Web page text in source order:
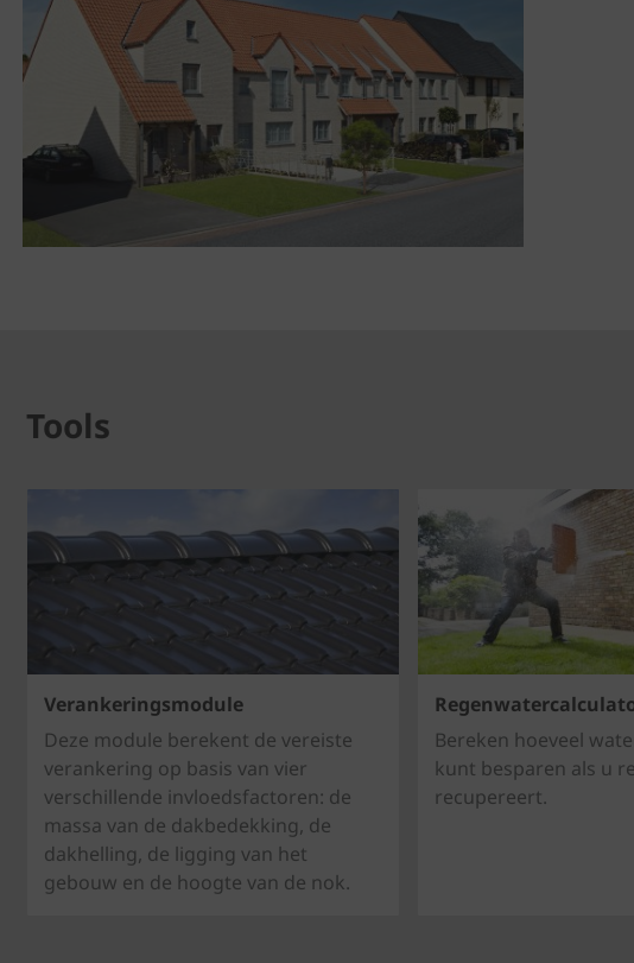
Tools
Verankeringsmodule
Deze module berekent de vereiste
verankering op basis van vier
verschillende invloedsfactoren: de
massa van de dakbedekking, de
dakhelling, de ligging van het
gebouw en de hoogte van de nok.
Bereken hoeveel
kunt besparen als u
recupereert.